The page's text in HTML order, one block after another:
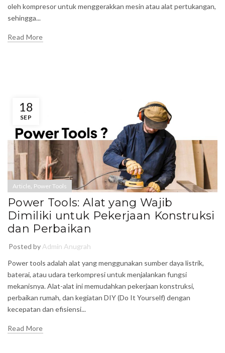
oleh kompresor untuk menggerakkan mesin atau alat pertukangan,
sehingga...
Read More
18
SEP
Article, Power Tools
Power Tools: Alat yang Wajib
Dimiliki untuk Pekerjaan Konstruksi
dan Perbaikan
Posted by Admin Anugrah
Power tools adalah alat yang menggunakan sumber daya listrik,
baterai, atau udara terkompresi untuk menjalankan fungsi
mekanisnya. Alat-alat ini memudahkan pekerjaan konstruksi,
perbaikan rumah, dan kegiatan DIY (Do It Yourself) dengan
kecepatan dan efisiensi...
Read More